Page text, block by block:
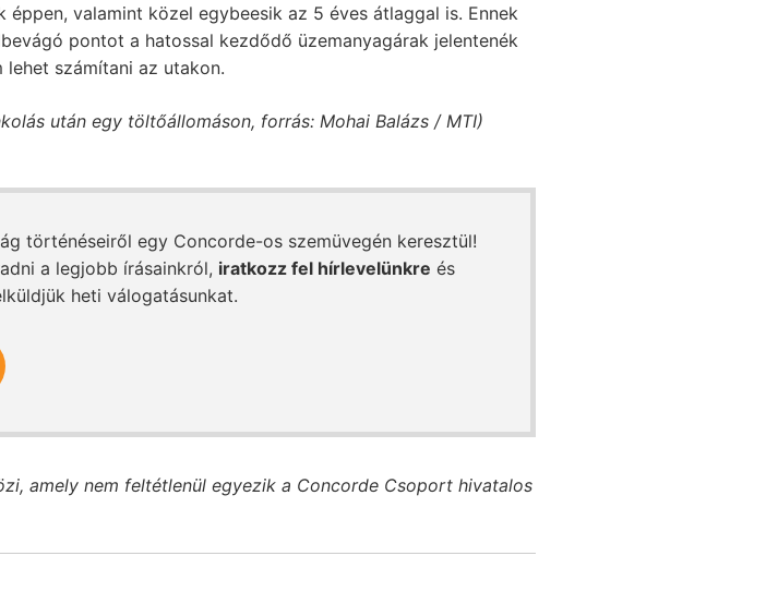
valamint közel egybeesik az 5 éves átlaggal is. Ennek
pontot a hatossal kezdődő üzemanyagárak jelentenék
számítani az utakon.
után egy töltőállomáson, forrás: Mohai Balázs / MTI)
történéseiről egy Concorde-os szemüvegén keresztül!
a legjobb írásainkról, iratkozz fel hírlevelünkre és
heti válogatásunkat.
amely nem feltétlenül egyezik a Concorde Csoport hivatalos